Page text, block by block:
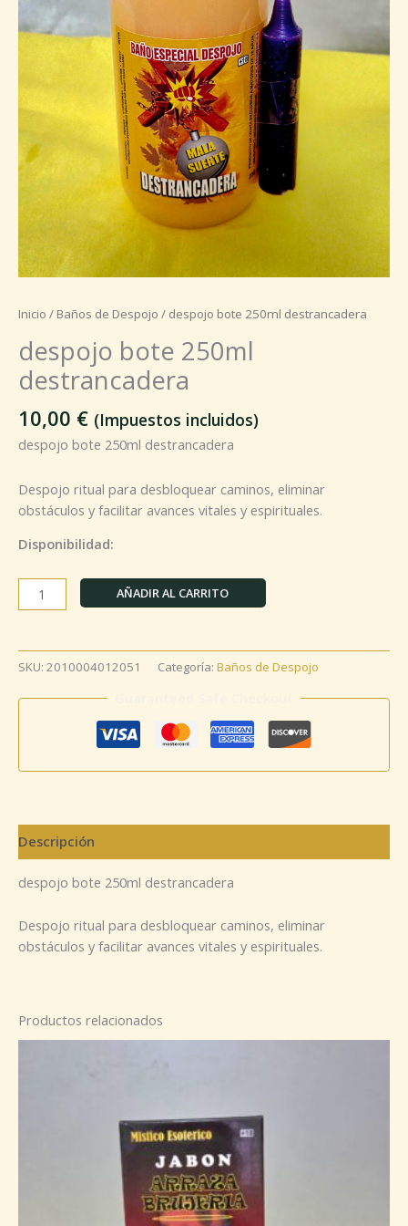
Inicio / Baños de Despojo / despojo bote 250ml destrancadera
despojo bote 250ml
destrancadera
10,00 € (Impuestos incluidos)
despojo bote 250ml destrancadera
Despojo ritual para desbloquear caminos, eliminar
obstáculos y facilitar avances vitales y espirituales.
Disponibilidad:
AÑADIR AL CARRITO
SKU: 2010004012051 Categoría: Baños de Despojo
Descripción
despojo bote 250ml destrancadera
Despojo ritual para desbloquear caminos, eliminar
obstáculos y facilitar avances vitales y espirituales.
Productos relacionados